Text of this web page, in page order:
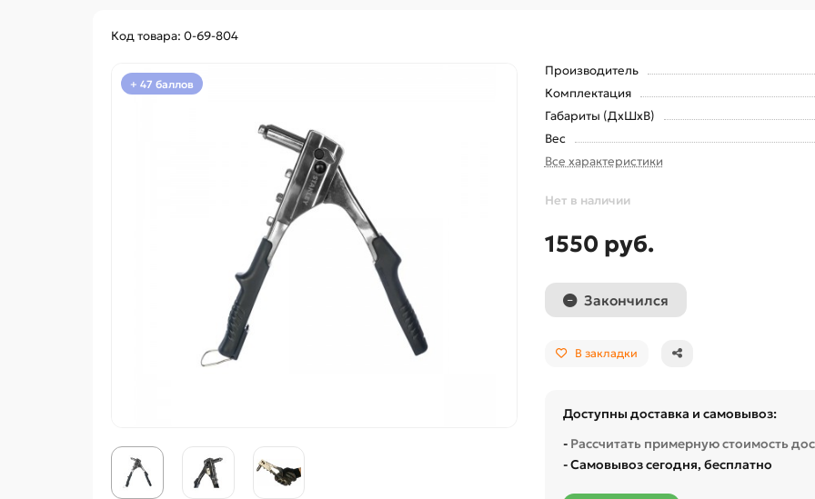
Код товара: 0-69-804
+ 47 баллов
Производитель
Комплектация
Габариты (ДхШхВ)
Вес
Все характеристики
Нет в наличии
1550 руб.
Закончился
В закладки
Доступны доставка и самовывоз:
- Рассчитать примерную стоимость
- Самовывоз сегодня, бесплатно